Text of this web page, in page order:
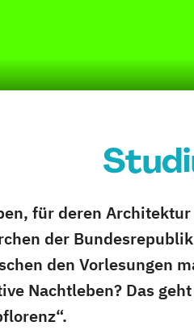
für deren
der
den Vorlesungen
Nachtleben? Das